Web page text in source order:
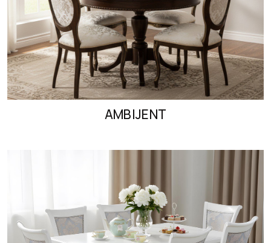
AMBIJENT